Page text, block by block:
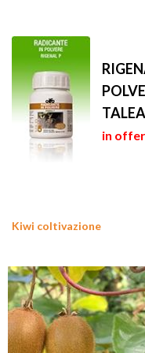
in
Kiwi coltivazione